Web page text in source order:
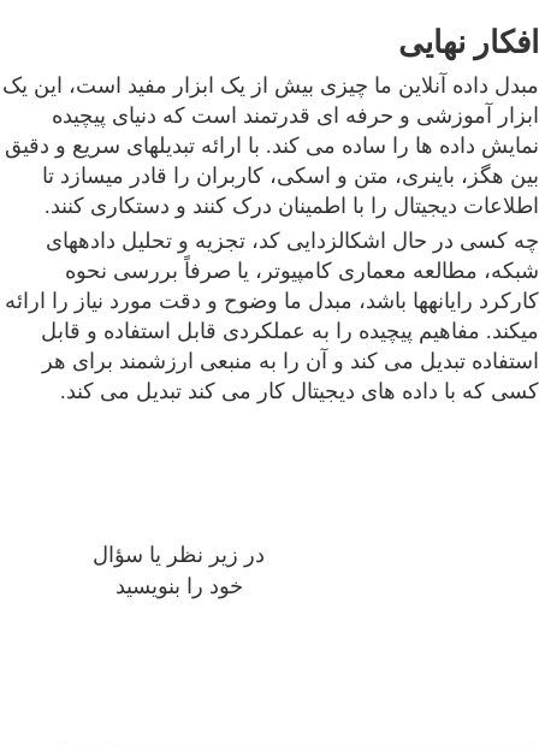
افکار نهایی
مبدل داده آنلاین ما چیزی بیش از یک ابزار مفید است، این یک
ابزار آموزشی و حرفه ای قدرتمند است که دنیای پیچیده
نمایش داده ها را ساده می کند. با ارائه تبدیلهای سریع و دقیق
بین هگز، باینری، متن و اسکی، کاربران را قادر میسازد تا
اطلاعات دیجیتال را با اطمینان درک کنند و دستکاری کنند.
چه کسی در حال اشکالزدایی کد، تجزیه و تحلیل دادههای
شبکه، مطالعه معماری کامپیوتر، یا صرفاً بررسی نحوه
کارکرد رایانهها باشد، مبدل ما وضوح و دقت مورد نیاز را ارائه
میکند. مفاهیم پیچیده را به عملکردی قابل استفاده و قابل
استفاده تبدیل می کند و آن را به منبعی ارزشمند برای هر
کسی که با داده های دیجیتال کار می کند تبدیل می کند.
در زیر نظر یا سؤال
خود را بنویسید